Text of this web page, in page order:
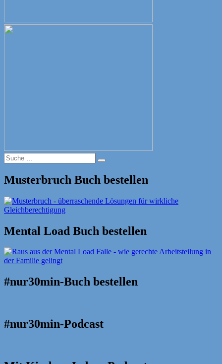
Suche
nach:
Suche
Musterbruch Buch bestellen
Mental Load Buch bestellen
#nur30min-Buch bestellen
#nur30min-Podcast